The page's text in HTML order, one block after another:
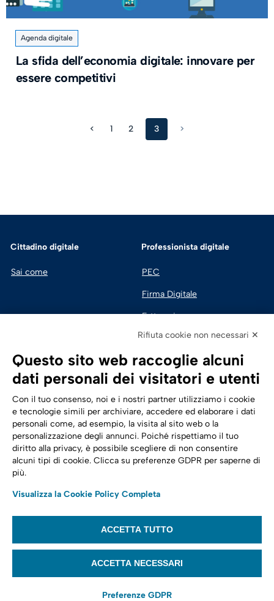
Agenda digitale
La sfida dell’economia digitale: innovare per
essere competitivi
< 1 2 3 >
Cittadino digitale
Sai come
Professionista digitale
PEC
Firma Digitale
Fatturazione
Sicurezza Digitale
Cloud
Trasformazione digitale
Energia
Telecomunicazioni
Automotive
Seguici su:
© 2022,Tinexta Infocert S.p.A.– P.IVA 07945211006 – Cap. Sociale €
22.117.536 – REA RM 1064345 – Sede legale: Piazzale Flaminio 1/B, 00196 –
Website privacy policy Cookie policy
Rifiuta cookie non necessari ✕
Questo sito web raccoglie alcuni
dati personali dei visitatori e utenti
Con il tuo consenso, noi e i nostri partner utilizziamo i cookie
e tecnologie simili per archiviare, accedere ed elaborare i dati
personali come, ad esempio, la visita al sito web o la
personalizzazione degli annunci. Poiché rispettiamo il tuo
diritto alla privacy, è possibile scegliere di non consentire
alcuni tipi di cookie. Clicca su preferenze GDPR per saperne di
più.
Visualizza la Cookie Policy Completa
ACCETTA TUTTO
ACCETTA NECESSARI
Preferenze GDPR